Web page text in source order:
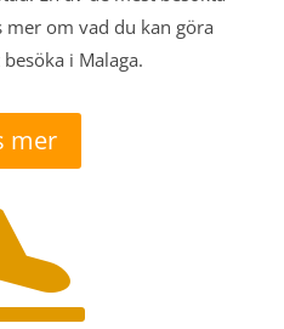
mer om vad du kan göra
i Malaga.
mer